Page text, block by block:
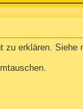
erklären.